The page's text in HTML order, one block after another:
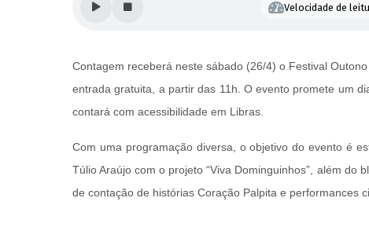
Velocidade de
Contagem receberá neste sábado (26/4) o Festival
entrada gratuita, a partir das 11h. O evento promete um
contará com acessibilidade em Libras.
Com uma programação diversa, o objetivo do evento é
Túlio Araújo com o projeto “Viva Dominguinhos”, além do
de contação de histórias Coração Palpita e performances